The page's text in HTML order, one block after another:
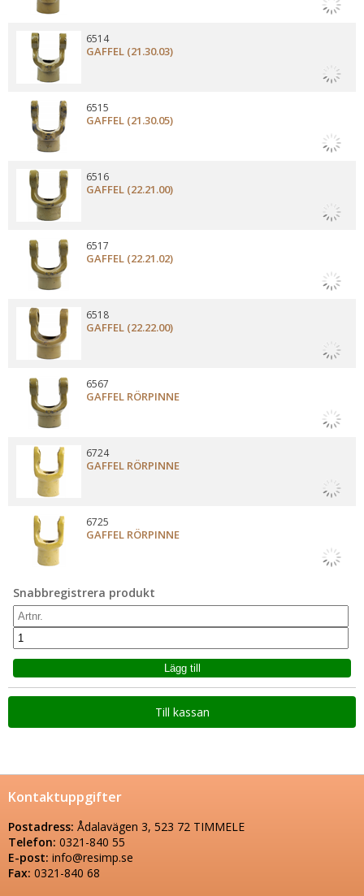
GAFFEL (21.30.03)
6514
GAFFEL (21.30.05)
6515
GAFFEL (22.21.00)
6516
GAFFEL (22.21.02)
6517
GAFFEL (22.22.00)
6518
GAFFEL RÖRPINNE
6567
GAFFEL RÖRPINNE
6724
GAFFEL RÖRPINNE
6725
Snabbregistrera produkt
Till kassan
Kontaktuppgifter
Postadress: Ådalavägen 3, 523 72 TIMMELE
Telefon: 0321-840 55
E-post: info@resimp.se
Fax: 0321-840 68